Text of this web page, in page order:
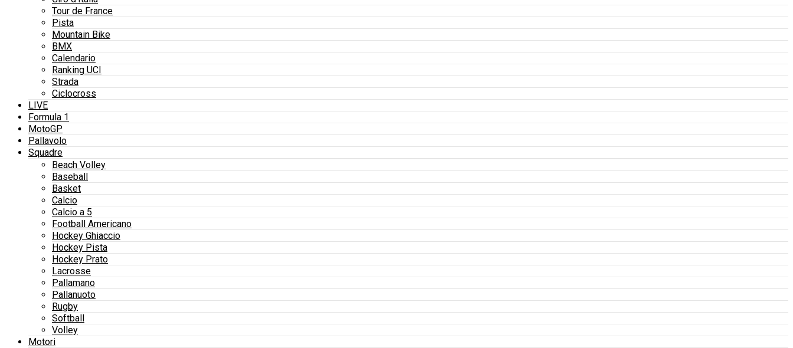
Tour de France
Pista
Mountain Bike
BMX
Calendario
Ranking UCI
Strada
Ciclocross
LIVE
Formula 1
MotoGP
Pallavolo
Squadre
Beach Volley
Baseball
Basket
Calcio
Calcio a 5
Football Americano
Hockey Ghiaccio
Hockey Pista
Hockey Prato
Lacrosse
Pallamano
Pallanuoto
Rugby
Softball
Volley
Motori